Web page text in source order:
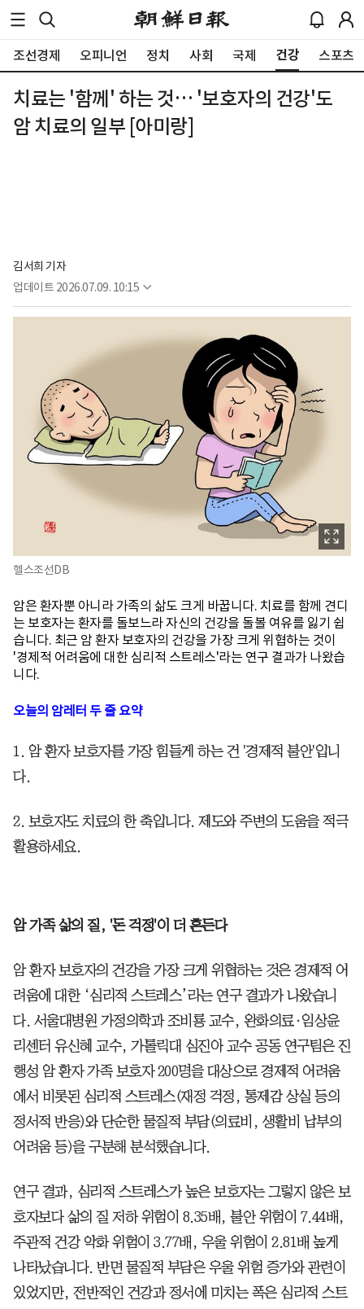
조선경제 오피니언 정치 사회 국제 건강 스포츠
치료는 '함께' 하는 것… '보호자의 건강'도
암 치료의 일부 [아미랑]
김서희 기자
업데이트 2026.07.09. 10:15
헬스조선DB
암은 환자뿐 아니라 가족의 삶도 크게 바꿉니다. 치료를 함께 견디
는 보호자는 환자를 돌보느라 자신의 건강을 돌볼 여유를 잃기 쉽
습니다. 최근 암 환자 보호자의 건강을 가장 크게 위협하는 것이
'경제적 어려움에 대한 심리적 스트레스'라는 연구 결과가 나왔습
니다.
오늘의 암레터 두 줄 요약
1. 암 환자 보호자를 가장 힘들게 하는 건 '경제적 불안'입니
다.
2. 보호자도 치료의 한 축입니다. 제도와 주변의 도움을 적극
활용하세요.
암 가족 삶의 질, '돈 걱정'이 더 흔든다
암 환자 보호자의 건강을 가장 크게 위협하는 것은 경제적 어
려움에 대한 ‘심리적 스트레스’라는 연구 결과가 나왔습니
다. 서울대병원 가정의학과 조비룡 교수, 완화의료·임상윤
리센터 유신혜 교수, 가톨릭대 심진아 교수 공동 연구팀은 진
행성 암 환자 가족 보호자 200명을 대상으로 경제적 어려움
에서 비롯된 심리적 스트레스(재정 걱정, 통제감 상실 등의
정서적 반응)와 단순한 물질적 부담(의료비, 생활비 납부의
어려움 등)을 구분해 분석했습니다.
연구 결과, 심리적 스트레스가 높은 보호자는 그렇지 않은 보
호자보다 삶의 질 저하 위험이 8.35배, 불안 위험이 7.44배,
주관적 건강 악화 위험이 3.77배, 우울 위험이 2.81배 높게
나타났습니다. 반면 물질적 부담은 우울 위험 증가와 관련이
있었지만, 전반적인 건강과 정서에 미치는 폭은 심리적 스트